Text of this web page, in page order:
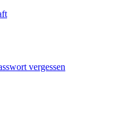
vergessen